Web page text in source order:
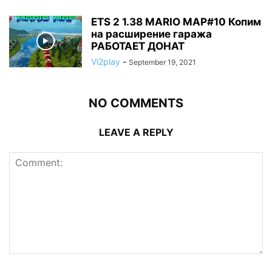
ETS 2 1.38 MARIO MAP#10 Копим
на расширение гаража
РАБОТАЕТ ДОНАТ
Vi2play - September 19, 2021
NO COMMENTS
LEAVE A REPLY